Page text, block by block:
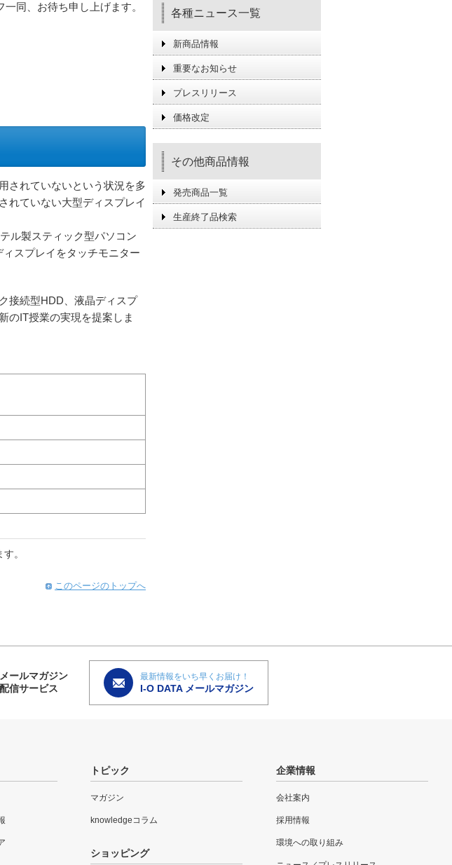
同、お待ち申し上げます。
されていないという状況を多
れていない大型ディスプレイ
ル製スティック型パソコン
スプレイをタッチモニター
接続型HDD、液晶ディスプ
のIT授業の実現を提案しま
。
このページのトップへ
各種ニュース一覧
新商品情報
重要なお知らせ
プレスリリース
価格改定
その他商品情報
発売商品一覧
生産終了品検索
メールマガジン
配信サービス
最新情報をいち早くお届け！
I-O DATA メールマガジン
トピック
マガジン
knowledgeコラム
ショッピング
企業情報
会社案内
採用情報
環境への取り組み